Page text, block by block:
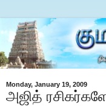
Monday, January 19, 2009
அஜித்